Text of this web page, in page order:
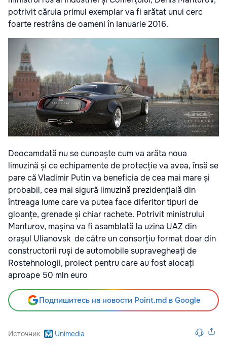
potrivit căruia primul exemplar va fi arătat unui cerc
foarte restrâns de oameni în Ianuarie 2016.
Deocamdată nu se cunoaște cum va arăta noua
limuzină și ce echipamente de protecție va avea, însă se
pare că Vladimir Putin va beneficia de cea mai mare și
probabil, cea mai sigură limuzină prezidențială din
întreaga lume care va putea face diferitor tipuri de
gloanțe, grenade și chiar rachete. Potrivit ministrului
Manturov, mașina va fi asamblată la uzina UAZ din
orașul Ulianovsk de către un consorțiu format doar din
constructorii ruși de automobile supravegheați de
Rostehnologii, proiect pentru care au fost alocați
aproape 50 mln euro
Подпишитесь на новости Point.md в Google
Источник Unimedia